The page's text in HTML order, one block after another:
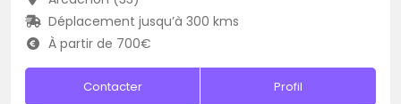
Déplacement jusqu’à 300 kms
À partir de 700€
Contacter Profil